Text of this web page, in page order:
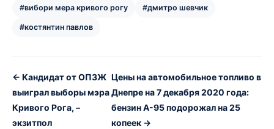
#вибори мера кривого рогу #дмитро шевчик
#костянтин павлов
← Кандидат от ОПЗЖ
выиграл выборы мэра
Кривого Рога, –
экзитпол
Цены на автомобильное топливо в
Днепре на 7 декабря 2020 года:
бензин А-95 подорожал на 25
копеек →